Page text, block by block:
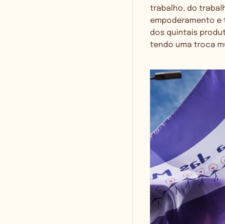
trabalho, do
empoderamento e
dos quintais
tendo uma troca